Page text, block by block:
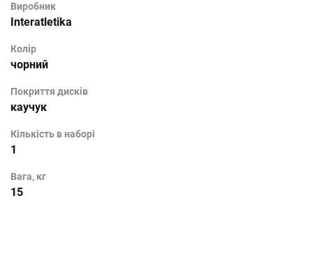
Виробник
Interatletika
Колір
чорний
Покриття дисків
каучук
Кількість в наборі
1
Вага, кг
15